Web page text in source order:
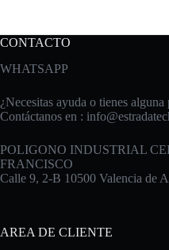
CONTACTO
WHATSAPP
¿Necesitas ayuda o tienes alguna
Contáctanos en :
POLIGONO INDUSTRIAL
FRANCISCO
Calle 9, 2-B 10500 Valencia de
AREA DE CLIENTE